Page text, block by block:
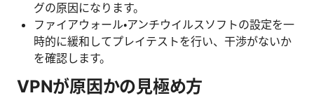
グの原因になります。
ファイアウォール・アンチウイルスソフトの設定を一
時的に緩和してプレイテストを行い、干渉がないか
を確認します。
VPNが原因かの見極め方